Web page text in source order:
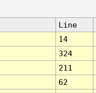
Line
14
324
211
62